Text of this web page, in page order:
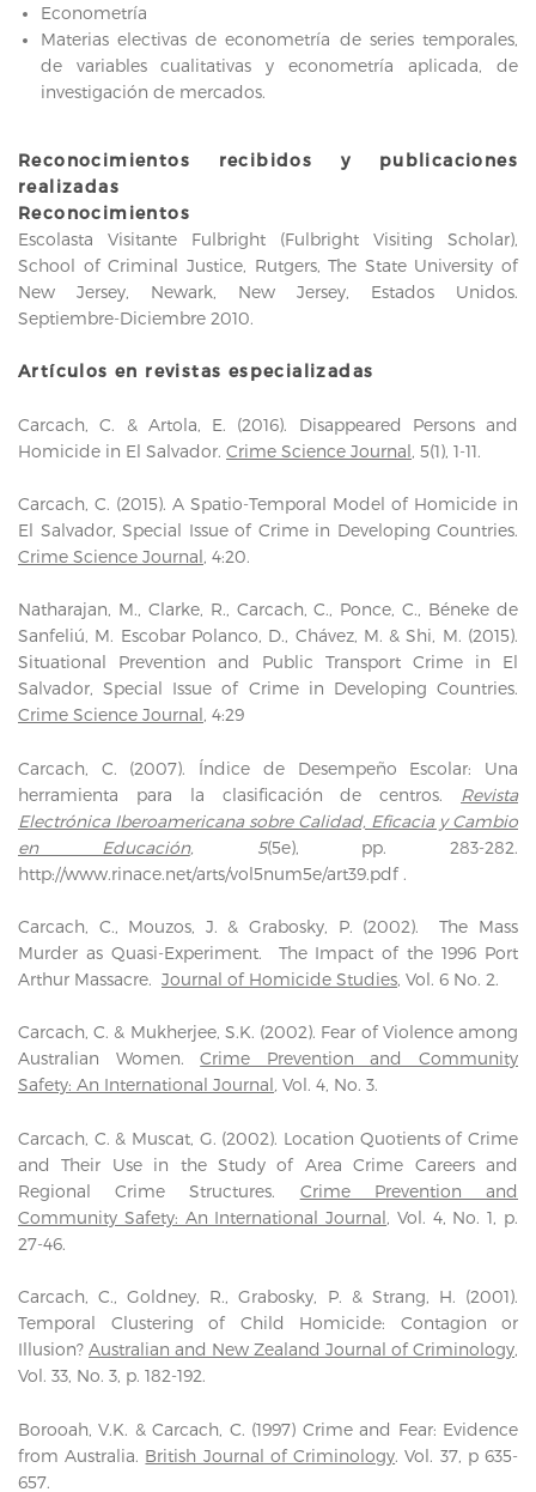
Econometría
Materias electivas de econometría de series temporales,
de variables cualitativas y econometría aplicada, de
investigación de mercados.
Reconocimientos recibidos y publicaciones
realizadas
Reconocimientos
Escolasta Visitante Fulbright (Fulbright Visiting Scholar),
School of Criminal Justice, Rutgers, The State University of
New Jersey, Newark, New Jersey, Estados Unidos.
Septiembre-Diciembre 2010.
Artículos en revistas especializadas
Carcach, C. & Artola, E. (2016). Disappeared Persons and
Homicide in El Salvador. Crime Science Journal, 5(1), 1-11.
Carcach, C. (2015). A Spatio-Temporal Model of Homicide in
El Salvador, Special Issue of Crime in Developing Countries.
Crime Science Journal, 4:20.
Natharajan, M., Clarke, R., Carcach, C., Ponce, C., Béneke de
Sanfeliú, M. Escobar Polanco, D., Chávez, M. & Shi, M. (2015).
Situational Prevention and Public Transport Crime in El
Salvador, Special Issue of Crime in Developing Countries.
Crime Science Journal, 4:29
Carcach, C. (2007). Índice de Desempeño Escolar: Una
herramienta para la clasificación de centros.
Revista
Electrónica Iberoamericana sobre Calidad, Eficacia y Cambio
en Educación, 5(5e), pp. 283-282.
http://www.rinace.net/arts/vol5num5e/art39.pdf .
Carcach, C., Mouzos, J. & Grabosky, P. (2002). The Mass
Murder as Quasi-Experiment. The Impact of the 1996 Port
Arthur Massacre. Journal of Homicide Studies, Vol. 6 No. 2.
Carcach, C. & Mukherjee, S.K. (2002). Fear of Violence among
Australian Women.Crime Prevention and Community
Safety: An International Journal , Vol. 4, No. 3.
Carcach, C. & Muscat, G. (2002). Location Quotients of Crime
and Their Use in the Study of Area Crime Careers and
Regional Crime Structures. Crime Prevention and
Community Safety: An International Journal, Vol. 4, No. 1, p.
27-46.
Carcach, C., Goldney, R., Grabosky, P. & Strang, H. (2001).
Temporal Clustering of Child Homicide: Contagion or
Illusion? Australian and New Zealand Journal of Criminology,
Vol. 33, No. 3, p. 182-192.
Borooah, V.K. & Carcach, C. (1997) Crime and Fear: Evidence
from Australia. British Journal of Criminology. Vol. 37, p 635-
657.